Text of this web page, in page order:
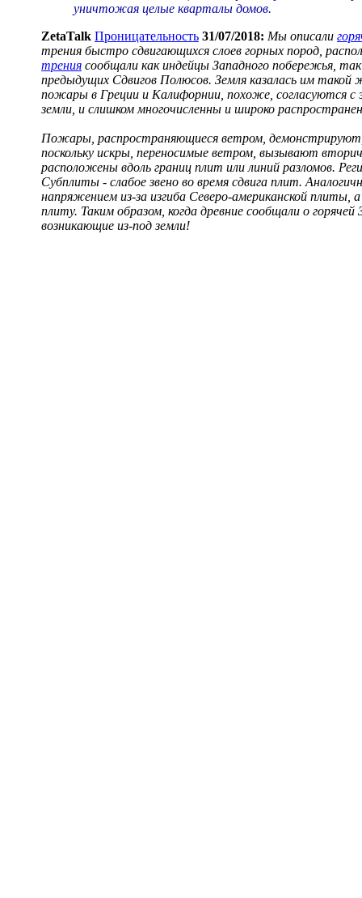
уничтожая целые кварталы домов.
ZetaTalk Проницательность 31/07/2018: Мы описали
трения быстро сдвигающихся слоев горных пород,
трения сообщали как индейцы Западного побережья,
предыдущих Сдвигов Полюсов. Земля казалась им такой
пожары в Греции и Калифорнии, похоже, согласуются
земли, и слишком многочисленны и широко
Пожары, распространяющиеся ветром,
поскольку искры, переносимые ветром, вызывают
расположены вдоль границ плит или линий разломов.
Субплиты - слабое звено во время сдвига плит.
напряжением из-за изгиба Северо-американской
плиту. Таким образом, когда древние сообщали о
возникающие из-под земли!